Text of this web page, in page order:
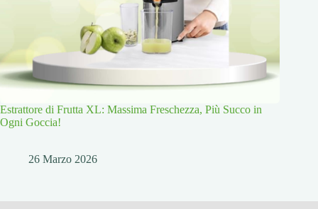
Estrattore di Frutta XL: Massima Freschezza, Più Succo in
Ogni Goccia!
26 Marzo 2026